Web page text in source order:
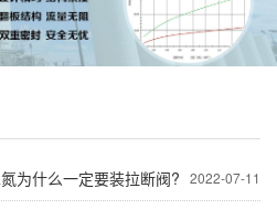
2022-07-11
为什么一定要装拉断阀?